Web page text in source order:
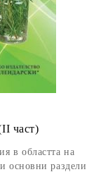
част)
в областта на
основни раздели